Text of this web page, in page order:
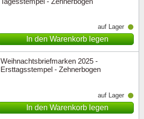
auf Lager
In den Warenkorb legen
Weihnachtsbriefmarken 2025 -
Ersttagsstempel - Zehnerbogen
auf Lager
In den Warenkorb legen